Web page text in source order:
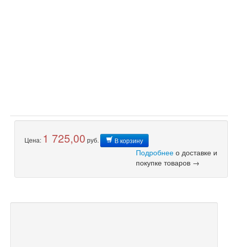
Цена: 1 725,00 руб. В корзину
Подробнее о доставке и
покупке товаров →